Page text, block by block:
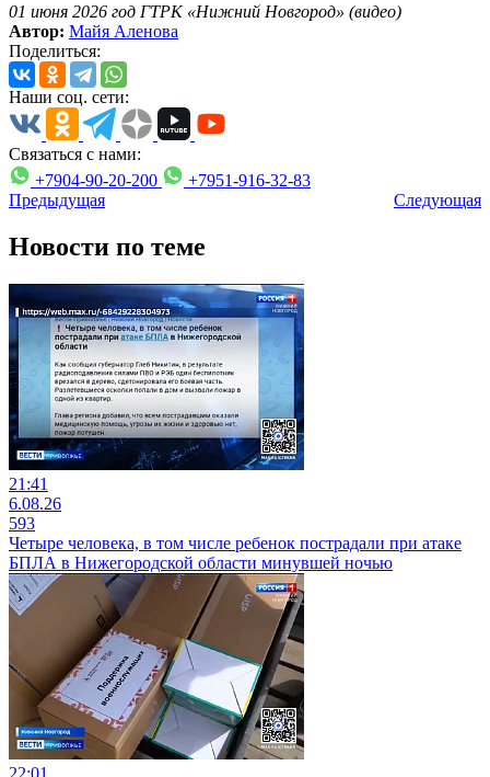
01 июня 2026 год ГТРК «Нижний Новгород» (видео)
Автор: Майя Аленова
Поделиться:
Наши соц. сети:
Связаться с нами:
+7904-90-20-200
+7951-916-32-83
Предыдущая
Следующая
Новости по теме
21:41
6.08.26
593
Четыре человека, в том числе ребенок пострадали при атаке
БПЛА в Нижегородской области минувшей ночью
22:01